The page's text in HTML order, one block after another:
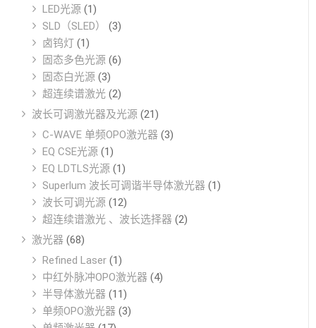
LED光源 (1)
SLD（SLED）
(3)
卤钨灯 (1)
固态多色光源 (6)
固态白光源 (3)
超连续谱激光 (2)
波长可调激光器及光源 (21)
C-WAVE 单频OPO激光器 (3)
EQ CSE光源 (1)
EQ LDTLS光源 (1)
Superlum 波长可调谐半导体激光器 (1)
波长可调光源 (12)
超连续谱激光 、波长选择器 (2)
激光器 (68)
Refined Laser (1)
中红外脉冲OPO激光器 (4)
半导体激光器 (11)
单频OPO激光器 (3)